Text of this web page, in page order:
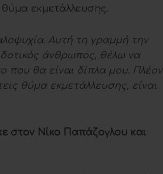
εκμετάλλευσης.
Αυτή τη γραμμή την
άνθρωπος, θέλω να
θα είναι δίπλα μου. Πλέον
θύμα εκμετάλλευσης, είναι
στον Νίκο Παπάζογλου και